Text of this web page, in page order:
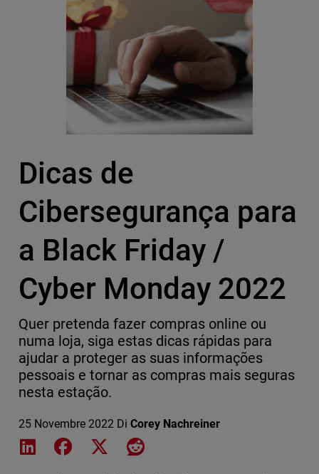
Dicas de
Cibersegurança para
a Black Friday /
Cyber Monday 2022
Quer pretenda fazer compras online ou
numa loja, siga estas dicas rápidas para
ajudar a proteger as suas informações
pessoais e tornar as compras mais seguras
nesta estação.
25 Novembre 2022 Di Corey Nachreiner
Share on LinkedIn
Share on Facebook
Share on XShare on Reddit